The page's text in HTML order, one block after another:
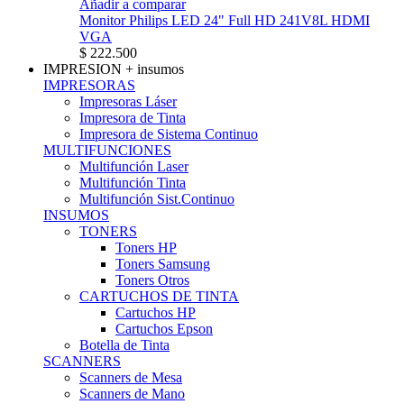
Añadir a comparar
Monitor Philips LED 24" Full HD 241V8L HDMI
VGA
$ 222.500
IMPRESION + insumos
IMPRESORAS
Impresoras Láser
Impresora de Tinta
Impresora de Sistema Continuo
MULTIFUNCIONES
Multifunción Laser
Multifunción Tinta
Multifunción Sist.Continuo
INSUMOS
TONERS
Toners HP
Toners Samsung
Toners Otros
CARTUCHOS DE TINTA
Cartuchos HP
Cartuchos Epson
Botella de Tinta
SCANNERS
Scanners de Mesa
Scanners de Mano